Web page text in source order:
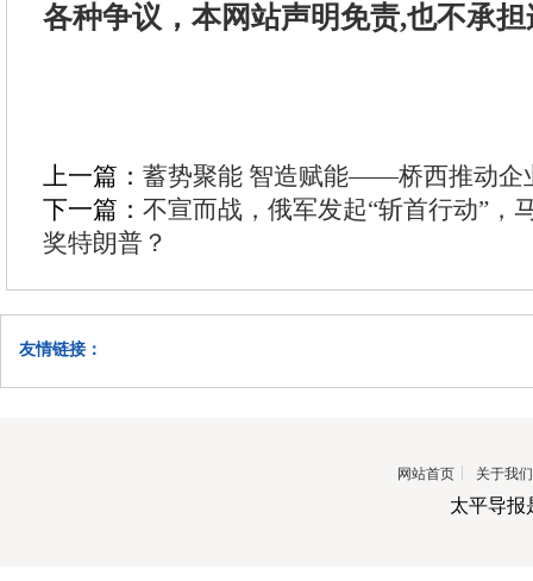
各种争议，本网站声明免责,也不承
上一篇： 蓄势聚能 智造赋能——桥西推动企
下一篇： 不宣而战，俄军发起“斩首行动”，
奖特朗普？
友情链接：
网站首页 关于我们
太平导报